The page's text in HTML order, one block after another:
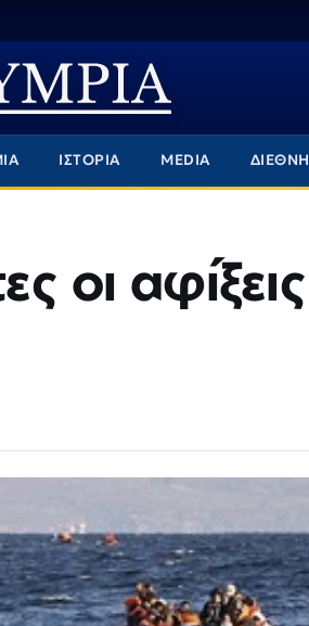
ΙΣΤΟΡΙΑ MEDIA ΔΙΕΘΝΗ
οι αφίξεις